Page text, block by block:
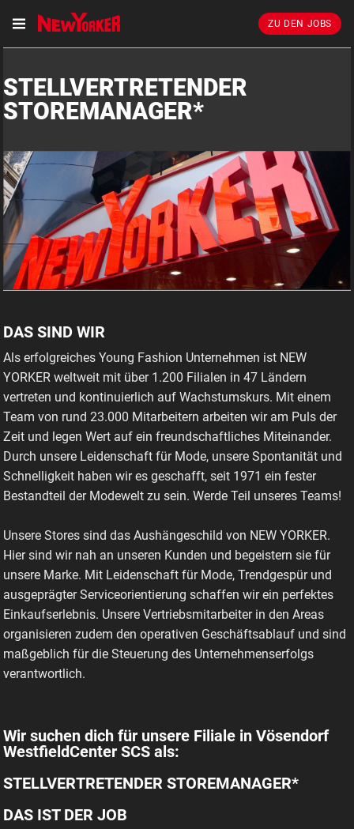
ZU DEN JOBS
STELLVERTRETENDER
STOREMANAGER*
DAS SIND WIR
Als erfolgreiches Young Fashion Unternehmen ist NEW
YORKER weltweit mit über 1.200 Filialen in 47 Ländern
vertreten und kontinuierlich auf Wachstumskurs. Mit einem
Team von rund 23.000 Mitarbeitern arbeiten wir am Puls der
Zeit und legen Wert auf ein freundschaftliches Miteinander.
Durch unsere Leidenschaft für Mode, unsere Spontanität und
Schnelligkeit haben wir es geschafft, seit 1971 ein fester
Bestandteil der Modewelt zu sein. Werde Teil unseres Teams!
Unsere Stores sind das Aushängeschild von NEW YORKER.
Hier sind wir nah an unseren Kunden und begeistern sie für
unsere Marke. Mit Leidenschaft für Mode, Trendgespür und
ausgeprägter Serviceorientierung schaffen wir ein perfektes
Einkaufserlebnis. Unsere Vertriebsmitarbeiter in den Areas
organisieren zudem den operativen Geschäftsablauf und sind
maßgeblich für die Steuerung des Unternehmenserfolgs
verantwortlich.
Wir suchen dich für unsere Filiale in Vösendorf
WestfieldCenter SCS als:
STELLVERTRETENDER STOREMANAGER*
DAS IST DER JOB